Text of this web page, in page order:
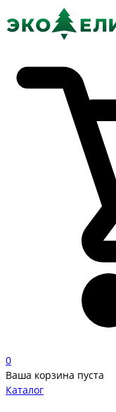
0
Ваша корзина пуста
Каталог